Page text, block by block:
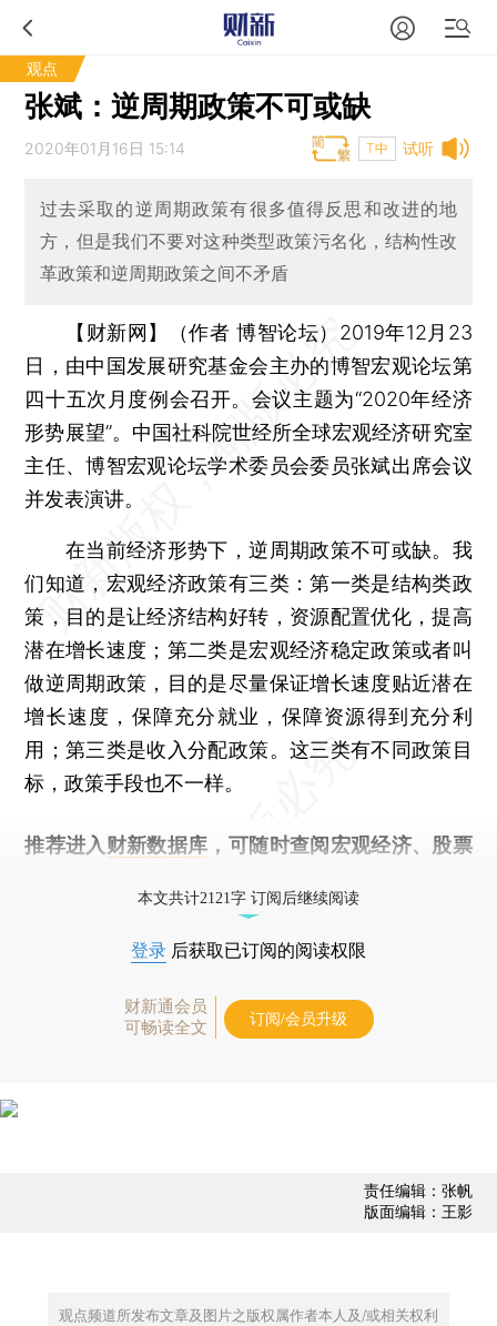
观点
张斌：逆周期政策不可或缺
试听
2020年01月16日 15:14 T中
过去采取的逆周期政策有很多值得反思和改进的地
方，但是我们不要对这种类型政策污名化，结构性改
革政策和逆周期政策之间不矛盾
【财新网】（作者 博智论坛） 2019年12月23
日，由中国发展研究基金会主办的博智宏观论坛第
四十五次月度例会召开。会议主题为“2020年经济
形势展望”。中国社科院世经所全球宏观经济研究室
主任、博智宏观论坛学术委员会委员张斌出席会议
并发表演讲。
在当前经济形势下，逆周期政策不可或缺。我
们知道，宏观经济政策有三类：第一类是结构类政
策，目的是让经济结构好转，资源配置优化，提高
潜在增长速度；第二类是宏观经济稳定政策或者叫
做逆周期政策，目的是尽量保证增长速度贴近潜在
增长速度，保障充分就业，保障资源得到充分利
用；第三类是收入分配政策。这三类有不同政策目
标，政策手段也不一样。
推荐进入 财新数据库 ，可随时查阅宏观经济、股票
本文共计2121字 订阅后继续阅读
登录 后获取已订阅的阅读权限
财新通会员
可畅读全文
订阅/会员升级
责任编辑：张帆
版面编辑：王影
观点频道所发布文章及图片之版权属作者本人及/或相关权利